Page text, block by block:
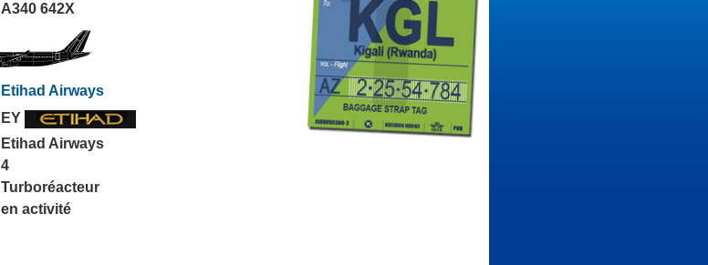
A340 642X
Etihad Airways
EY
Etihad Airways
4
Turboréacteur
en activité